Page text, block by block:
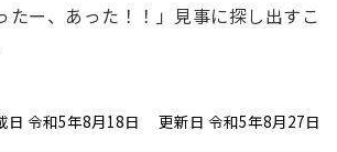
たー、あった！！」見事に探し出すこ
日 令和5年8月18日 更新日 令和5年8月27日